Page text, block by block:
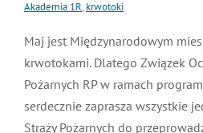
PNWM
Floriany
Poradnik
Akademia 1R, krwotoki
Maj jest Międzynarodowym
krwotokami. Dlatego Związek
Pożarnych RP w ramach
serdecznie zaprasza wszystkie
Straży Pożarnych do